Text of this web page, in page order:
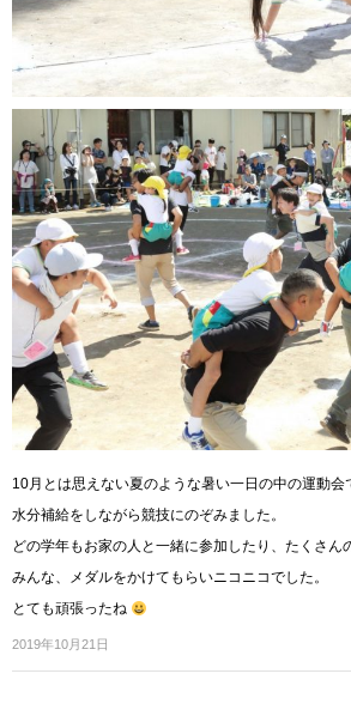
10月とは思えない夏のような暑い一日の中の運動会
水分補給をしながら競技にのぞみました。
どの学年もお家の人と一緒に参加したり、たくさん
みんな、メダルをかけてもらいニコニコでした。
とても頑張ったね
2019年10月21日